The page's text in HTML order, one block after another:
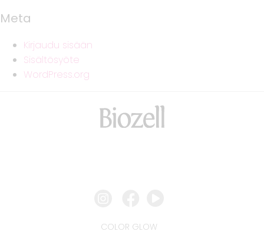
Meta
Kirjaudu sisään
Sisältösyöte
WordPress.org
COLOR GLOW